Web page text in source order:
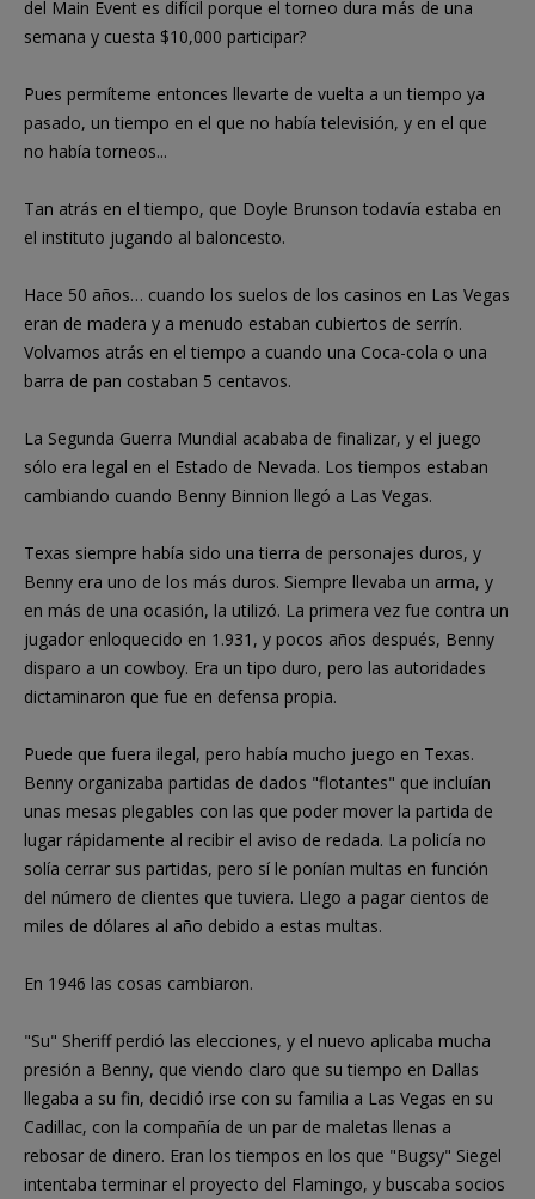
del Main Event es difícil porque el torneo dura más de una
semana y cuesta $10,000 participar?
Pues permíteme entonces llevarte de vuelta a un tiempo ya
pasado, un tiempo en el que no había televisión, y en el que
no había torneos...
Tan atrás en el tiempo, que Doyle Brunson todavía estaba en
el instituto jugando al baloncesto.
Hace 50 años… cuando los suelos de los casinos en Las Vegas
eran de madera y a menudo estaban cubiertos de serrín.
Volvamos atrás en el tiempo a cuando una Coca-cola o una
barra de pan costaban 5 centavos.
La Segunda Guerra Mundial acababa de finalizar, y el juego
sólo era legal en el Estado de Nevada. Los tiempos estaban
cambiando cuando Benny Binnion llegó a Las Vegas.
Texas siempre había sido una tierra de personajes duros, y
Benny era uno de los más duros. Siempre llevaba un arma, y
en más de una ocasión, la utilizó. La primera vez fue contra un
jugador enloquecido en 1.931, y pocos años después, Benny
disparo a un cowboy. Era un tipo duro, pero las autoridades
dictaminaron que fue en defensa propia.
Puede que fuera ilegal, pero había mucho juego en Texas.
Benny organizaba partidas de dados "flotantes" que incluían
unas mesas plegables con las que poder mover la partida de
lugar rápidamente al recibir el aviso de redada. La policía no
solía cerrar sus partidas, pero sí le ponían multas en función
del número de clientes que tuviera. Llego a pagar cientos de
miles de dólares al año debido a estas multas.
En 1946 las cosas cambiaron.
"Su" Sheriff perdió las elecciones, y el nuevo aplicaba mucha
presión a Benny, que viendo claro que su tiempo en Dallas
llegaba a su fin, decidió irse con su familia a Las Vegas en su
Cadillac, con la compañía de un par de maletas llenas a
rebosar de dinero. Eran los tiempos en los que "Bugsy" Siegel
intentaba terminar el proyecto del Flamingo, y buscaba socios